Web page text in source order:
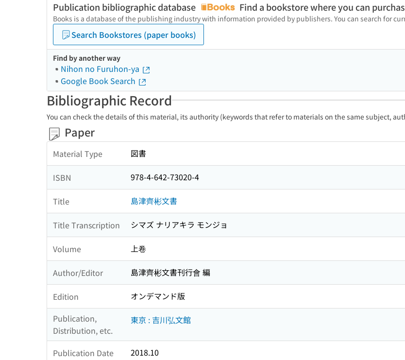
Publication bibliographic database Find a bookstore where you can
Books is a database of the publishing industry with information provided by publishers. You can search for
Search Bookstores (paper books)
Find by another way
Nihon no Furuhon-ya
Google Book Search
Bibliographic Record
You can check the details of this material, its authority (keywords that refer to materials on the same subject,
Paper
Material Type 図書
ISBN 978-4-642-73020-4
Title 島津齊彬文書
Title Transcription シマズ ナリアキラ モンジョ
Volume 上卷
Author/Editor 島津齊彬文書刊行會 編
Edition
オンデマンド版
Publication,
Distribution, etc.
東京 : 吉川弘文館
Publication Date
2018.10